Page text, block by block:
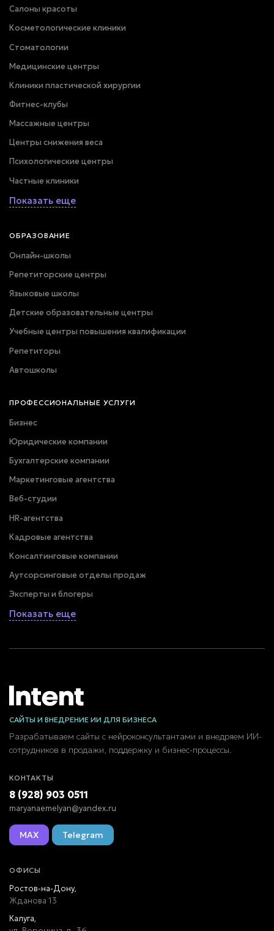
Салоны красоты
Косметологические клиники
Стоматологии
Медицинские центры
Клиники пластической хирургии
Фитнес-клубы
Массажные центры
Центры снижения веса
Психологические центры
Частные клиники
Показать еще
ОБРАЗОВАНИЕ
Онлайн-школы
Репетиторские центры
Языковые школы
Детские образовательные центры
Учебные центры повышения квалификации
Репетиторы
Автошколы
ПРОФЕССИОНАЛЬНЫЕ УСЛУГИ
Бизнес
Юридические компании
Бухгалтерские компании
Маркетинговые агентства
Веб-студии
HR-агентства
Кадровые агентства
Консалтинговые компании
Аутсорсинговые отделы продаж
Эксперты и блогеры
Показать еще
САЙТЫ И ВНЕДРЕНИЕ ИИ ДЛЯ БИЗНЕСА
Разрабатываем сайты с нейроконсультантами и внедряем ИИ-
сотрудников в продажи, поддержку и бизнес-процессы.
КОНТАКТЫ
8 (928) 903 0511
maryanaemelyan@yandex.ru
MAX Telegram
ОФИСЫ
Ростов-на-Дону,
Жданова 13
Калуга,